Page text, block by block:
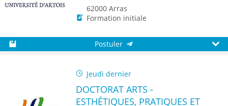
62000 Arras
Formation initiale
Postuler
Jeudi dernier
DOCTORAT ARTS -
ESTHÉTIQUES, PRATIQUES ET